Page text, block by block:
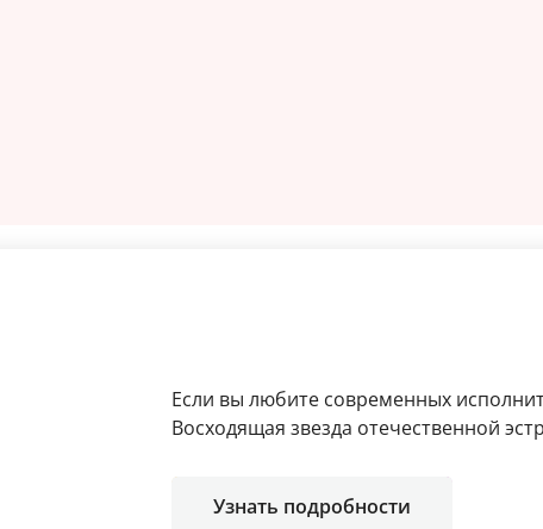
Если вы любите современных
Восходящая звезда отечественной
Узнать подробности